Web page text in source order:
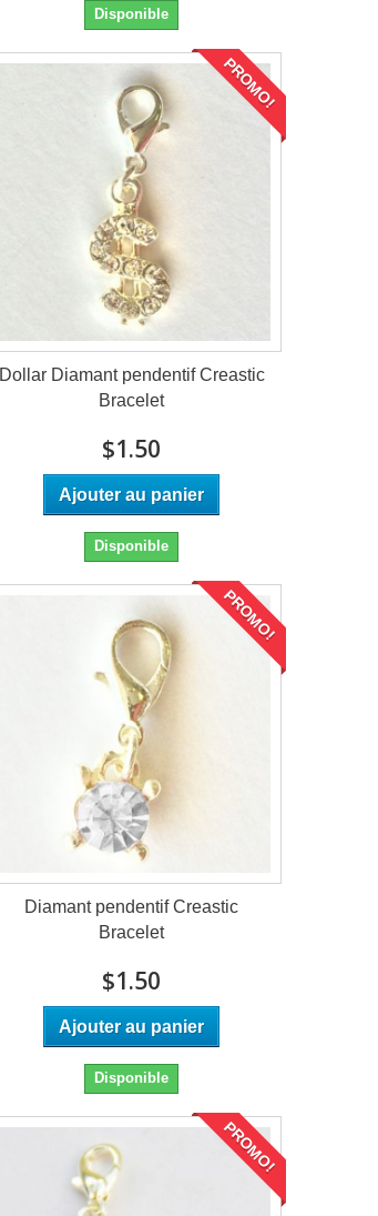
Disponible
PROMO!
Dollar Diamant pendentif Creastic
Bracelet
$1.50
Ajouter au panier
Disponible
PROMO!
Diamant pendentif Creastic
Bracelet
$1.50
Ajouter au panier
Disponible
PROMO!